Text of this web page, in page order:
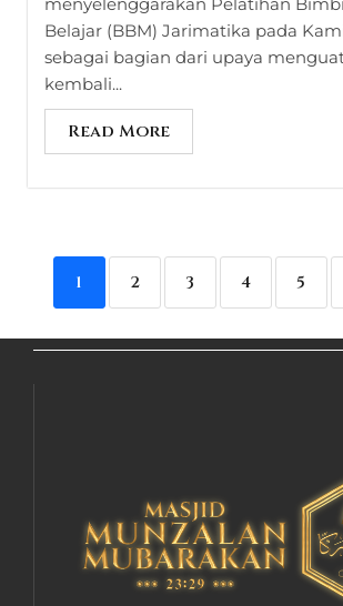
Belajar (BBM) Jarimatika pada
sebagai bagian dari upaya
kembali...
Read More
1 2 3 4 5